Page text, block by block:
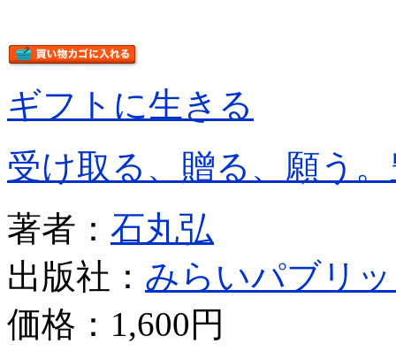
ギフトに生きる
受け取る、贈る、願う
著者： 石丸弘
出版社： みらいパブリ
価格： 1,600円